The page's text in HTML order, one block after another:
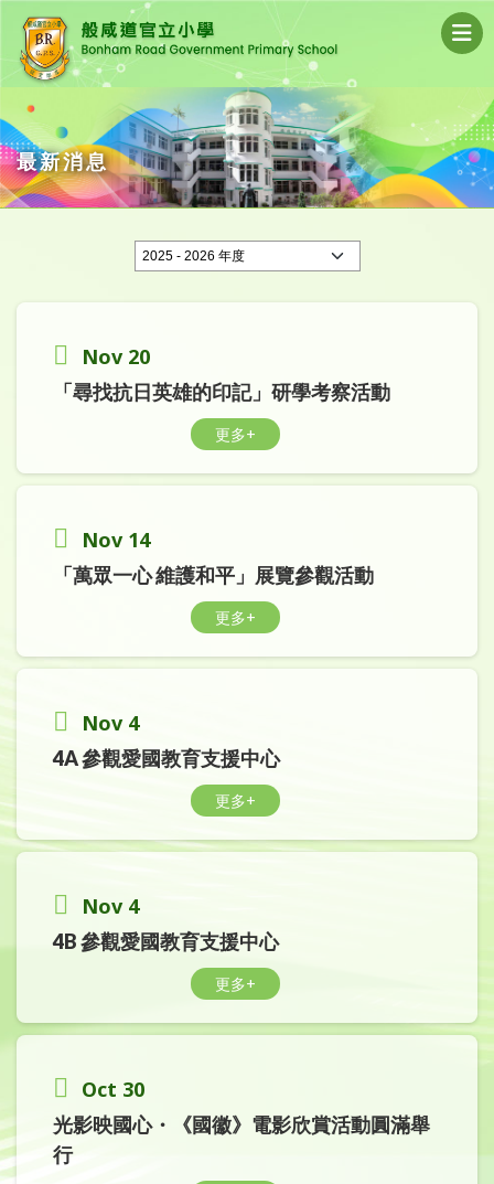
最新消息
Nov 20
「尋找抗日英雄的印記」研學考察活動
更多+
Nov 14
「萬眾一心 維護和平」展覽參觀活動
更多+
Nov 4
4A 參觀愛國教育支援中心
更多+
Nov 4
4B 參觀愛國教育支援中心
更多+
Oct 30
光影映國心・《國徽》電影欣賞活動圓滿舉
行